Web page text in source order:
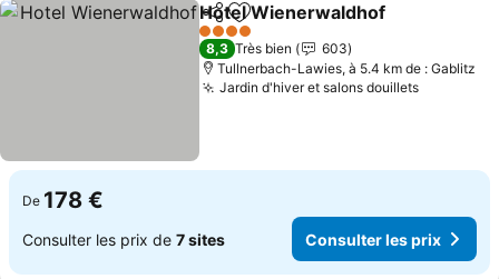
PartagerAjouter à mes favoris
Hotel Wienerwaldhof
4 Étoiles
8,3 Très bien
603
Tullnerbach-Lawies, à 5.4 km de : Gablitz
Jardin d'hiver et salons douillets
De 178 €
Consulter les prix de 7 sites Consulter les prix